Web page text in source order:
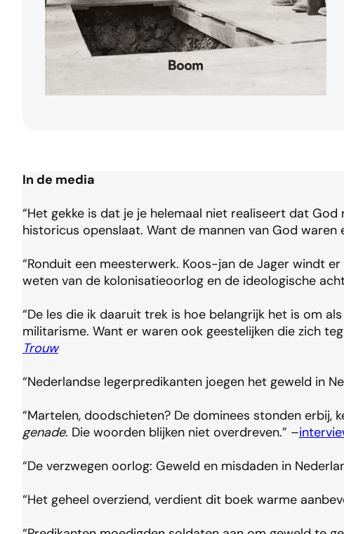
In de media
“Het gekke is dat je je helemaal niet realiseert dat
historicus openslaat. Want de mannen van God waren
“Ronduit een meesterwerk. Koos-jan de Jager windt
weten van de kolonisatieoorlog en de ideologische
“De les die ik daaruit trek is hoe belangrijk het is om
militarisme. Want er waren ook geestelijken die zich
Trouw
“Nederlandse legerpredikanten joegen het geweld in
“Martelen, doodschieten? De dominees stonden
genade. Die woorden blijken niet overdreven.” –
“De verzwegen oorlog: Geweld en misdaden in
“Het geheel overziend, verdient dit boek warme